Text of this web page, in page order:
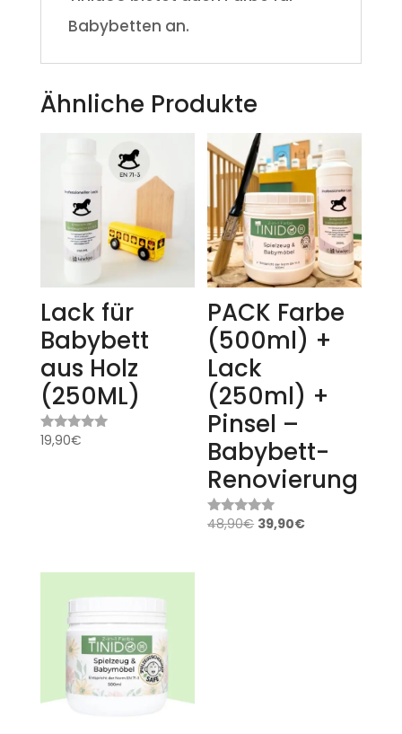
Babybetten an.
Ähnliche Produkte
Lack für
Babybett
aus Holz
(250ML)
Bewertet
19,90€
PACK Farbe
(500ml) +
Lack
(250ml) +
Pinsel –
Babybett-
Renovierung
Bewertet
48,90€ 39,90€